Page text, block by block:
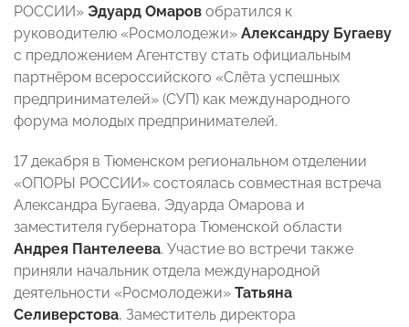
РОССИИ» Эдуард Омаров обратился к
руководителю «Росмолодежи» Александру Бугаеву
с предложением Агентству стать официальным
партнёром всероссийского «Cлёта успешных
предпринимателей» (СУП) как международного
форума молодых предпринимателей.
17 декабря в Тюменском региональном отделении
«ОПОРЫ РОССИИ» состоялась совместная встреча
Александра Бугаева, Эдуарда Омарова и
заместителя губернатора Тюменской области
Андрея Пантелеева. Участие во встречи также
приняли начальник отдела международной
деятельности «Росмолодежи» Татьяна
Селиверстова, Заместитель директора